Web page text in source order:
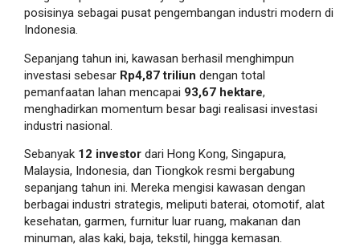
posisinya sebagai pusat pengembangan industri modern di
Indonesia.
Sepanjang tahun ini, kawasan berhasil menghimpun
investasi sebesar Rp4,87 triliun dengan total
pemanfaatan lahan mencapai 93,67 hektare,
menghadirkan momentum besar bagi realisasi investasi
industri nasional.
Sebanyak 12 investor dari Hong Kong, Singapura,
Malaysia, Indonesia, dan Tiongkok resmi bergabung
sepanjang tahun ini. Mereka mengisi kawasan dengan
berbagai industri strategis, meliputi baterai, otomotif, alat
kesehatan, garmen, furnitur luar ruang, makanan dan
minuman, alas kaki, baja, tekstil, hingga kemasan.